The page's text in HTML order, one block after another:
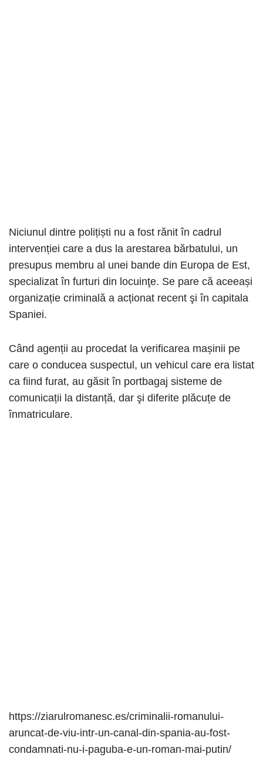
Niciunul dintre polițiști nu a fost rănit în cadrul
intervenției care a dus la arestarea bărbatului, un
presupus membru al unei bande din Europa de Est,
specializat în furturi din locuinţe. Se pare că aceeași
organizație criminală a acționat recent şi în capitala
Spaniei.
Când agenții au procedat la verificarea mașinii pe
care o conducea suspectul, un vehicul care era listat
ca fiind furat, au găsit în portbagaj sisteme de
comunicații la distanță, dar şi diferite plăcuțe de
înmatriculare.
https://ziarulromanesc.es/criminalii-romanului-
aruncat-de-viu-intr-un-canal-din-spania-au-fost-
condamnati-nu-i-paguba-e-un-roman-mai-putin/